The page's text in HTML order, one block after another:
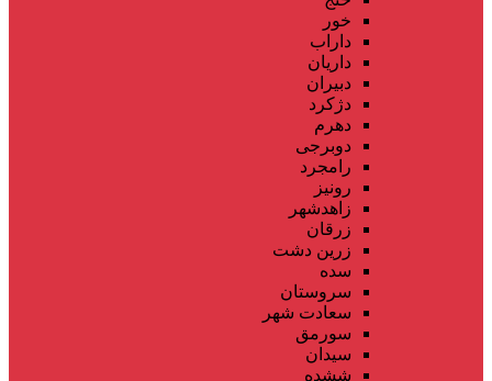
خور
داراب
داریان
دبیران
دژکرد
دهرم
دوبرجی
رامجرد
رونیز
زاهدشهر
زرقان
زرین دشت
سده
سروستان
سعادت شهر
سورمق
سیدان
ششده